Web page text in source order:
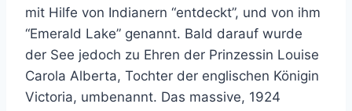
mit Hilfe von Indianern “entdeckt”, und von ihm
“Emerald Lake” genannt. Bald darauf wurde
der See jedoch zu Ehren der Prinzessin Louise
Carola Alberta, Tochter der englischen Königin
Victoria, umbenannt. Das massive, 1924